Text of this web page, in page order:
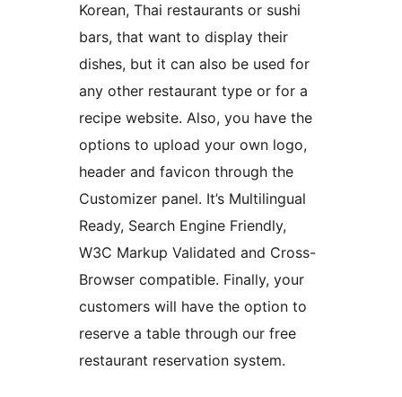
Korean, Thai restaurants or sushi
bars, that want to display their
dishes, but it can also be used for
any other restaurant type or for a
recipe website. Also, you have the
options to upload your own logo,
header and favicon through the
Customizer panel. It’s Multilingual
Ready, Search Engine Friendly,
W3C Markup Validated and Cross-
Browser compatible. Finally, your
customers will have the option to
reserve a table through our free
restaurant reservation system.